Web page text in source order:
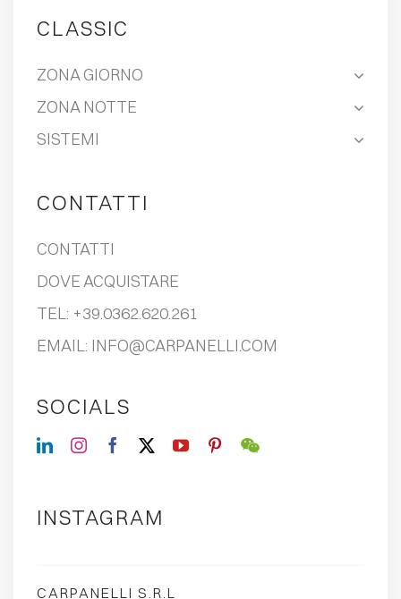
CLASSIC
ZONA GIORNO
ZONA NOTTE
SISTEMI
CONTATTI
CONTATTI
DOVE ACQUISTARE
TEL: +39.0362.620.261
EMAIL: INFO@CARPANELLI.COM
SOCIALS
INSTAGRAM
CARPANELLI S.R.L